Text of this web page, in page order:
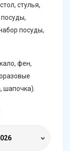
стулья,
посуды,
фен,
шапочка).